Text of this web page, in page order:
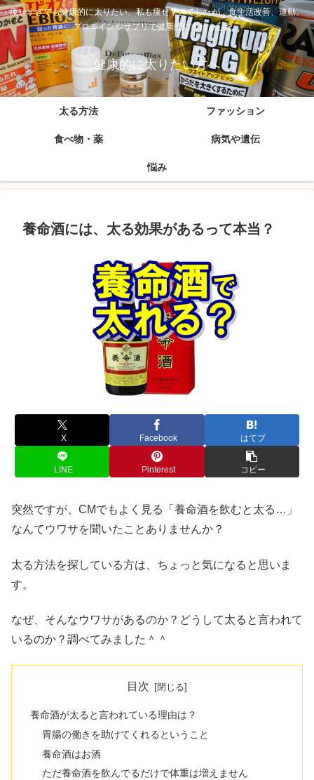
痩せすぎでも健康的に太りたい、私も痩せすぎでしたが、食生活改善、運動、
プロテインやサプリで健康的に太れました。
健康的に太りたい方へ
太る方法 ファッション
食べ物・薬 病気や遺伝
悩み
養命酒には、太る効果があるって本当？
X Facebook はてブ
LINE Pinterest コピー
突然ですが、CMでもよく見る「養命酒を飲むと太る…」
なんてウワサを聞いたことありませんか？
太る方法を探している方は、ちょっと気になると思いま
す。
なぜ、そんなウワサがあるのか？どうして太ると言われて
いるのか？調べてみました＾＾
目次
養命酒が太ると言われている理由は？
胃腸の働きを助けてくれるということ
養命酒はお酒
ただ養命酒を飲んでるだけで体重は増えません